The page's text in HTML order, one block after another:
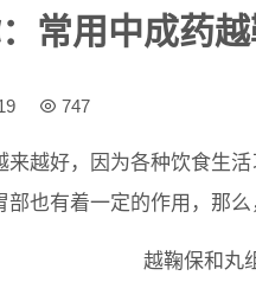
常用中成药
747
来越好，因为各种饮食生
也有着一定的作用，那
越鞠保和丸